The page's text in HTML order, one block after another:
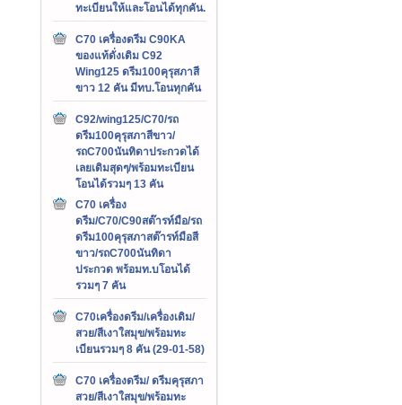
ทะเบียนให้และโอนได้ทุกคัน.
C70 เครื่องดรีม C90KA
ของแท้ดั่งเดิม C92
Wing125 ดรีม100คุรุสภาสี
ขาว 12 คัน มีทบ.โอนทุกคัน
C92/wing125/C70/รถ
ดรีม100คุรุสภาสีขาว/
รถC700นันทิดาประกวดได้
เลยเดิมสุดๆ/พร้อมทะเบียน
โอนได้รวมๆ 13 คัน
C70 เครื่อง
ดรีม/C70/C90สต๊ารท์มือ/รถ
ดรีม100คุรุสภาสต๊ารท์มือสี
ขาว/รถC700นันทิดา
ประกวด พร้อมท.บโอนได้
รวมๆ 7 คัน
C70เครื่องดรีม/เครื่องเดิม/
สวย/สีเงาใสมุข/พร้อมทะ
เบียนรวมๆ 8 คัน (29-01-58)
C70 เครื่องดรีม/ ดรีมคุรุสภา
สวย/สีเงาใสมุข/พร้อมทะ